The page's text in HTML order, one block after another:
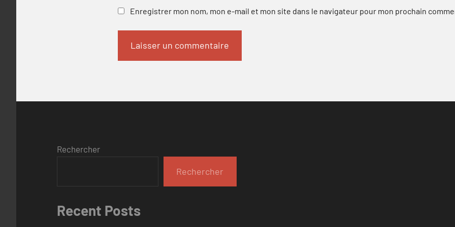
Enregistrer mon nom, mon e-mail et mon site dans le navigateur pour mon prochain
Rechercher
Rechercher
Recent Posts